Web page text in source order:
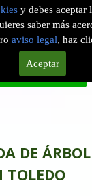
y debes aceptar
saber más
aviso legal, haz
Aceptar
EN ALTURA EN DOSBARRIOS,
Solicitar Servicio
DE
TOLEDO